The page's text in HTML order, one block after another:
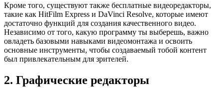
Кроме того, существуют также бесплатные видеоредакторы,
такие как HitFilm Express и DaVinci Resolve, которые имеют
достаточно функций для создания качественного видео.
Независимо от того, какую программу ты выберешь, важно
овладеть базовыми навыками видеомонтажа и освоить
основные инструменты, чтобы создаваемый тобой контент
был привлекательным для зрителей.
2. Графические редакторы